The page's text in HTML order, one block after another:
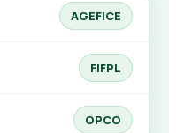
AGEFICE
FIFPL
OPCO